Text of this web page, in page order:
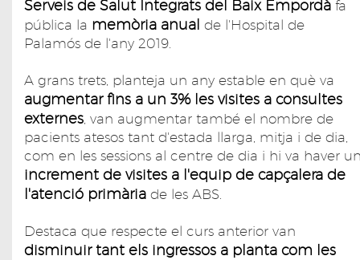
Serveis de Salut Integrats del Baix Empordà fa
pública la memòria anual de l'Hospital de
Palamós de l'any 2019.
A grans trets, planteja un any estable en què va
augmentar fins a un 3% les visites a consultes
externes, van augmentar també el nombre de
pacients atesos tant d'estada llarga, mitja i de dia,
com en les sessions al centre de dia i hi va haver
increment de visites a l'equip de capçalera de
l'atenció primària de les ABS.
Destaca que respecte el curs anterior van
disminuir tant els ingressos a planta com les